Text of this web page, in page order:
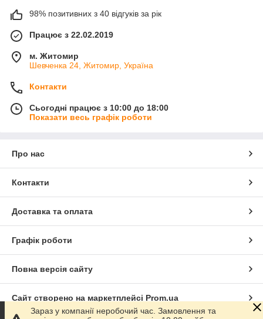
98% позитивних з 40 відгуків за рік
Працює з 22.02.2019
м. Житомир
Шевченка 24, Житомир, Україна
Контакти
Сьогодні працює з 10:00 до 18:00
Показати весь графік роботи
Про нас
Контакти
Доставка та оплата
Графік роботи
Повна версія сайту
Сайт створено на маркетплейсі Prom.ua
Зараз у компанії неробочий час. Замовлення та